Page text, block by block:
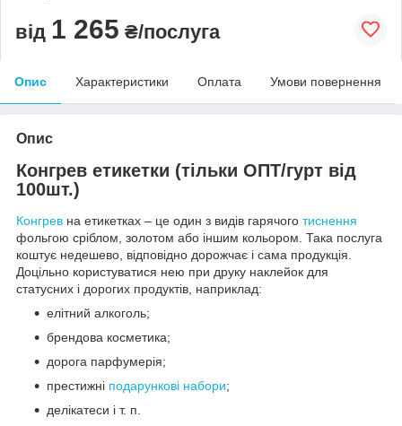
від 1 265 ₴/послуга
Опис Характеристики Оплата Умови повернення
Опис
Конгрев етикетки (тільки ОПТ/гурт від
100шт.)
Конгрев на етикетках – це один з видів гарячого тиснення
фольгою сріблом, золотом або іншим кольором. Така послуга
коштує недешево, відповідно дорожчає і сама продукція.
Доцільно користуватися нею при друку наклейок для
статусних і дорогих продуктів, наприклад:
елітний алкоголь;
брендова косметика;
дорога парфумерія;
престижні подарункові набори;
делікатеси і т. п.